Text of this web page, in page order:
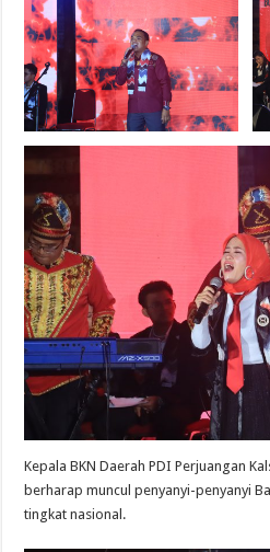
Kepala BKN Daerah PDI Perjuangan
berharap muncul penyanyi-penyanyi
tingkat nasional.